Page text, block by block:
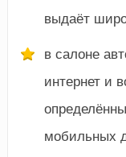
выдаёт
в салоне
интернет и
мобильных